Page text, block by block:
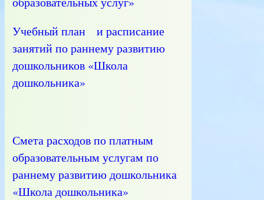
Учебный план и расписание
занятий по раннему развитию
дошкольников «Школа
дошкольника»
Смета расходов по платным
образовательным услугам по
раннему развитию дошкольника
«Школа дошкольника»